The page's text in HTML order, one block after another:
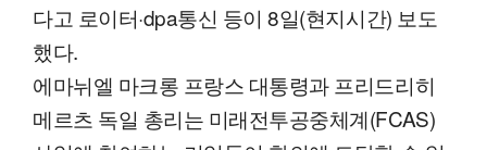
다고 로이터·dpa통신 등이 8일(현지시간) 보도
했다.
에마뉘엘 마크롱 프랑스 대통령과 프리드리히
메르츠 독일 총리는 미래전투공중체계(FCAS)